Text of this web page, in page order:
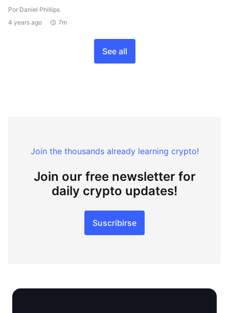
Por Daniel Phillips
4 years ago
7m
See all
Join the thousands already learning crypto!
Join our free newsletter for
daily crypto updates!
Suscribirse